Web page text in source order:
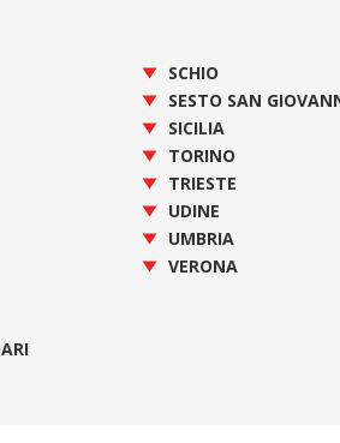
SCHIO
SESTO SAN
SICILIA
TORINO
TRIESTE
UDINE
UMBRIA
VERONA